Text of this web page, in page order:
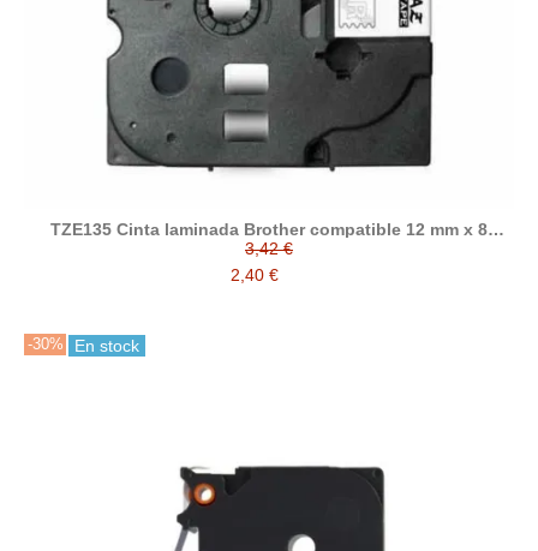
TZE135 Cinta laminada Brother compatible 12 mm x 8
metros
3,42 €
2,40 €
-30% En stock